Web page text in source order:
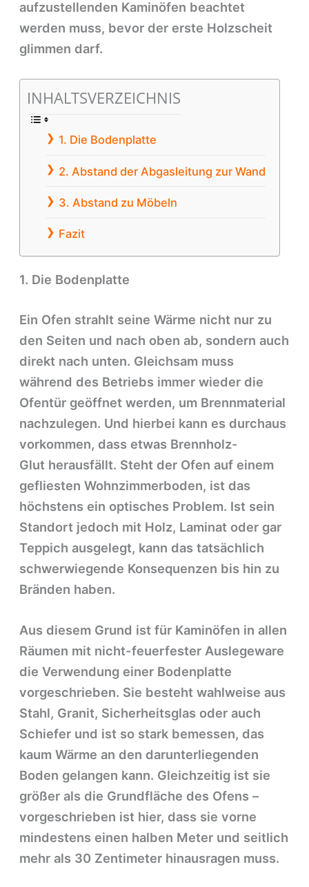
aufzustellenden Kaminöfen beachtet
werden muss, bevor der erste Holzscheit
glimmen darf.
INHALTSVERZEICHNIS
1. Die Bodenplatte
2. Abstand der Abgasleitung zur Wand
3. Abstand zu Möbeln
Fazit
1. Die Bodenplatte
Ein Ofen strahlt seine Wärme nicht nur zu
den Seiten und nach oben ab, sondern auch
direkt nach unten. Gleichsam muss
während des Betriebs immer wieder die
Ofentür geöffnet werden, um Brennmaterial
nachzulegen. Und hierbei kann es durchaus
vorkommen, dass etwas Brennholz-
Glut herausfällt. Steht der Ofen auf einem
gefliesten Wohnzimmerboden, ist das
höchstens ein optisches Problem. Ist sein
Standort jedoch mit Holz, Laminat oder gar
Teppich ausgelegt, kann das tatsächlich
schwerwiegende Konsequenzen bis hin zu
Bränden haben.
Aus diesem Grund ist für Kaminöfen in allen
Räumen mit nicht-feuerfester Auslegeware
die Verwendung einer Bodenplatte
vorgeschrieben. Sie besteht wahlweise aus
Stahl, Granit, Sicherheitsglas oder auch
Schiefer und ist so stark bemessen, das
kaum Wärme an den darunterliegenden
Boden gelangen kann. Gleichzeitig ist sie
größer als die Grundfläche des Ofens –
vorgeschrieben ist hier, dass sie vorne
mindestens einen halben Meter und seitlich
mehr als 30 Zentimeter hinausragen muss.